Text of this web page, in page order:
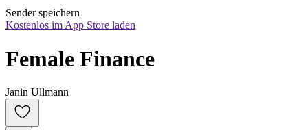
Sender speichern
Kostenlos im App Store laden
Female Finance
Janin Ullmann